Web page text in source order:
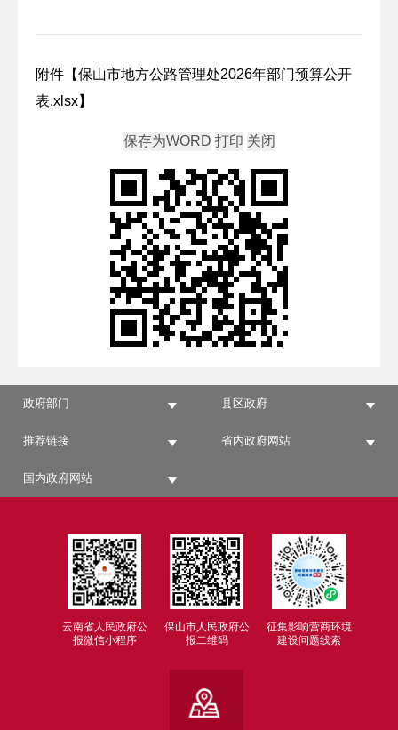
附件【保山市地方公路管理处2026年部门预算公开
表.xlsx】
政府部门 县区政府
推荐链接 省内政府网站
国内政府网站
云南省人民政府公
报微信小程序
保山市人民政府公
报二维码
征集影响营商环境
建设问题线索